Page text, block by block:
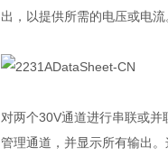
出，以提供所需的电压或电
对两个30V通道进行串联或
管理通道，并显示所有输出